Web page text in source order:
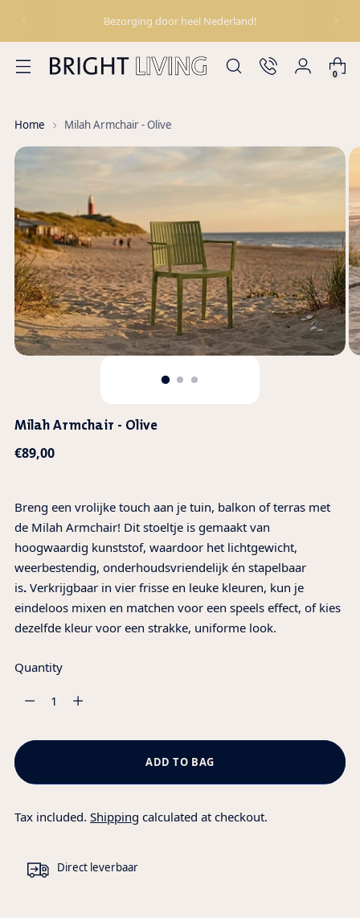
Bezorging door heel Nederland!
0
Home Milah Armchair - Olive
Milah Armchair - Olive
Regular
€89,00
Breng een vrolijke touch aan je tuin, balkon of terras met
de Milah Armchair! Dit stoeltje is gemaakt van
hoogwaardig kunststof, waardoor het lichtgewicht,
weerbestendig, onderhoudsvriendelijk én stapelbaar
is. Verkrijgbaar in vier frisse en leuke kleuren, kun je
eindeloos mixen en matchen voor een speels effect, of kies
dezelfde kleur voor een strakke, uniforme look.
Quantity
Quantity
ADD TO BAG
Tax included. Shipping calculated at checkout.
Direct leverbaar